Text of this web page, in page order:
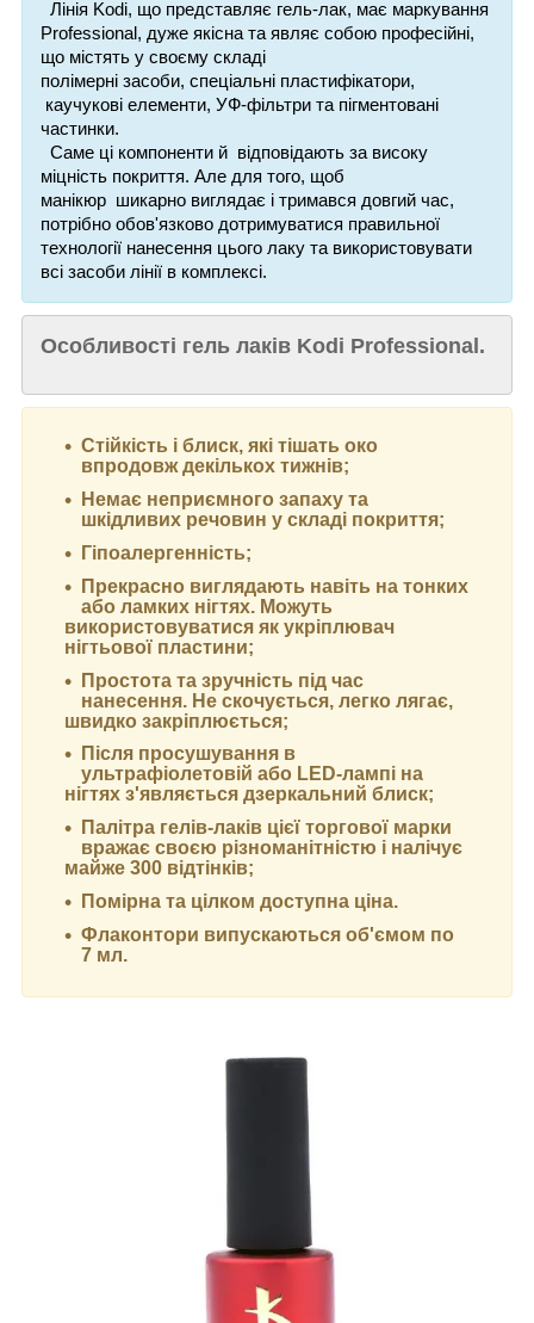
Лінія Kodi, що представляє гель-лак, має маркування
Professional, дуже якісна та являє собою професійні,
що містять у своєму складі
полімерні засоби, спеціальні пластифікатори,
каучукові елементи, УФ-фільтри та пігментовані
частинки.
Саме ці компоненти й відповідають за високу
міцність покриття. Але для того, щоб
манікюр шикарно виглядає і тримався довгий час,
потрібно обов'язково дотримуватися правильної
технології нанесення цього лаку та використовувати
всі засоби лінії в комплексі.
Особливості гель лаків Kodi Professional.
Стійкість і блиск, які тішать око
впродовж декількох тижнів;
Немає неприємного запаху та
шкідливих речовин у складі покриття;
Гіпоалергенність;
Прекрасно виглядають навіть на тонких
або ламких нігтях. Можуть
використовуватися як укріплювач
нігтьової пластини;
Простота та зручність під час
нанесення. Не скочується, легко лягає,
швидко закріплюється;
Після просушування в
ультрафіолетовій або LED-лампі на
нігтях з'являється дзеркальний блиск;
Палітра гелів-лаків цієї торгової марки
вражає своєю різноманітністю і налічує
майже 300 відтінків;
Помірна та цілком доступна ціна.
Флаконтори випускаються об'ємом по
7 мл.